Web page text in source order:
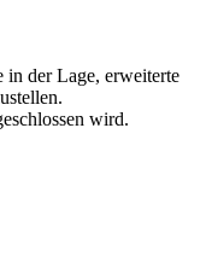
in der Lage, erweiterte
wird.